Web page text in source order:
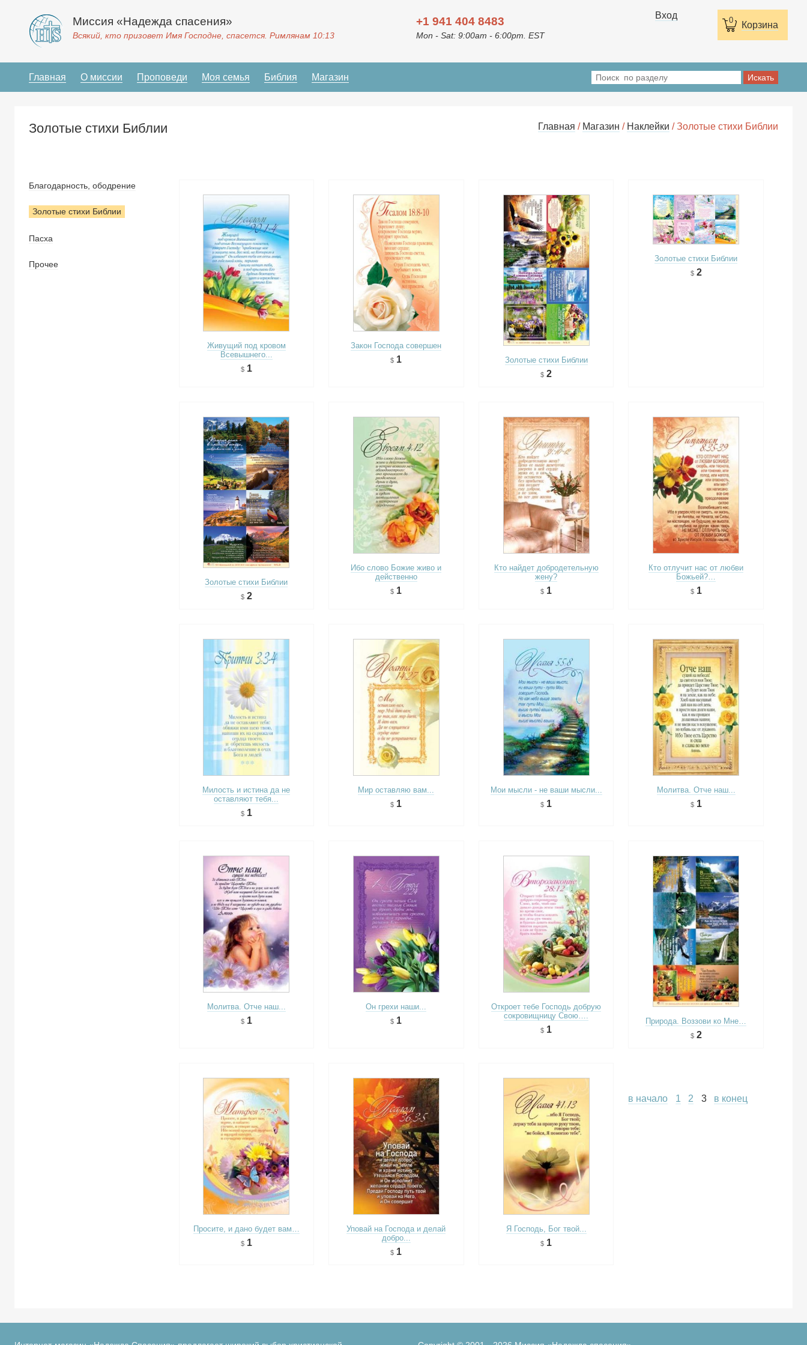
0 Корзина
Миссия «Надежда спасения»
Всякий, кто призовет Имя Господне, спасется. Римлянам 10:13
+1 941 404 8483
Mon - Sat: 9:00am - 6:00pm. EST
Вход
Главная О миссии Проповеди Моя семья Библия Магазин
Главная / Магазин / Наклейки / Золотые стихи Библии
Золотые стихи Библии
Благодарность, ободрение
Золотые стихи Библии
Пасха
Прочее
Живущий под кровом
Всевышнего...
1
Закон Господа совершен
1 Золотые стихи Библии
2
Золотые стихи Библии
2
Золотые стихи Библии
2
Ибо слово Божие живо и
действенно
1
Кто найдет добродетельную
жену?
1
Кто отлучит нас от любви
Божьей?…
1
Милость и истина да не
оставляют тебя...
1
Мир оставляю вам...
1
Мои мысли - не ваши мысли...
1
Молитва. Отче наш...
1
Молитва. Отче наш...
1
Он грехи наши...
1
Откроет тебе Господь добрую
сокровищницу Свою….
1
Природа. Воззови ко Мне…
2
Просите, и дано будет вам…
1
Уповай на Господа и делай
добро...
1
Я Господь, Бог твой...
1
в начало 1 2 3 в конец